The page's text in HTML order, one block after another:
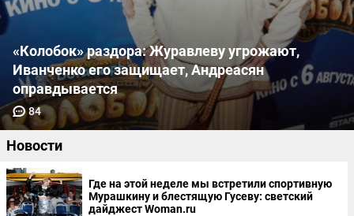
«Колобок» раздора: Журавлеву угрожают,
Иванченко его защищает, Андреасян
оправдывается
84
Новости
Где на этой неделе мы встретили спортивную
Мурашкину и блестящую Гусеву: светский
дайджест Woman.ru